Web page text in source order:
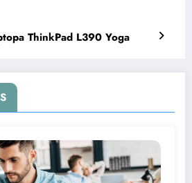
ThinkPad L390 Yoga